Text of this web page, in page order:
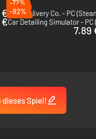
-72%
Easy Delivery Co. - PC
€
-92%
Car Detailing Simulator - PC
7.89
Spiel!